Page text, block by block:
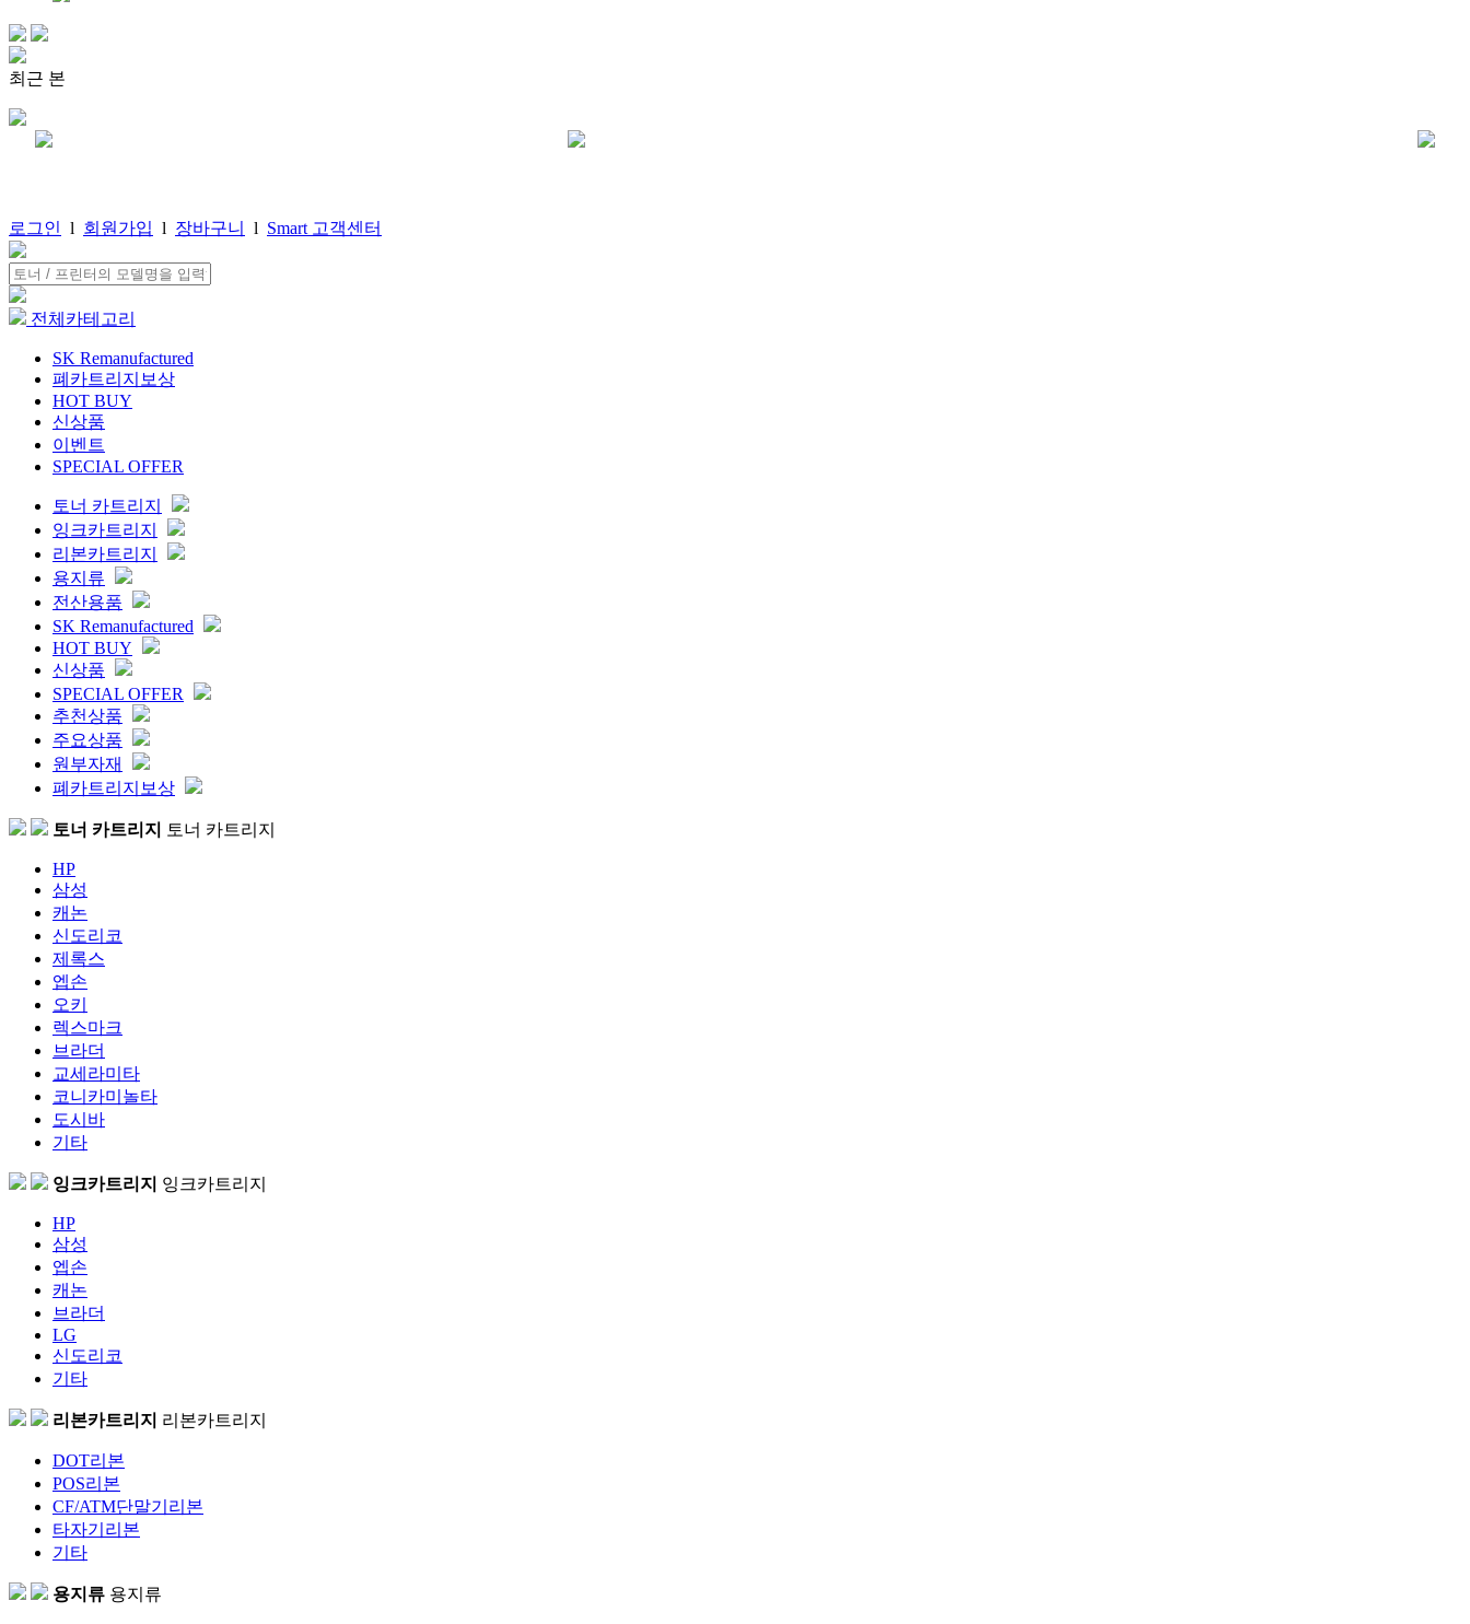
최근 본
로그인 l 회원가입 l 장바구니 l Smart 고객센터
전체카테고리
SK Remanufactured
폐카트리지보상
HOT BUY
신상품
이벤트
SPECIAL OFFER
토너 카트리지
잉크카트리지
리본카트리지
용지류
전산용품
SK Remanufactured
HOT BUY
신상품
SPECIAL OFFER
추천상품
주요상품
원부자재
폐카트리지보상
토너 카트리지 토너 카트리지
HP
삼성
캐논
신도리코
제록스
엡손
오키
렉스마크
브라더
교세라미타
코니카미놀타
도시바
기타
잉크카트리지 잉크카트리지
HP
삼성
엡손
캐논
브라더
LG
신도리코
기타
리본카트리지 리본카트리지
DOT리본
POS리본
CF/ATM단말기리본
타자기리본
기타
용지류 용지류